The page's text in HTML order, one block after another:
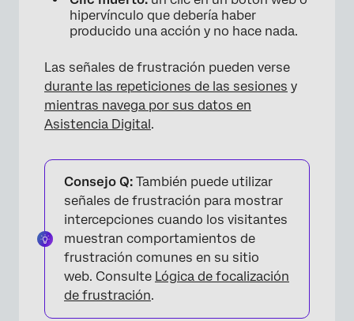
hipervínculo que debería haber
producido una acción y no hace nada.
Las señales de frustración pueden verse
durante las repeticiones de las sesiones y
mientras navega por sus datos en
Asistencia Digital.
Consejo Q: También puede utilizar
señales de frustración para mostrar
intercepciones cuando los visitantes
muestran comportamientos de
frustración comunes en su sitio
web. Consulte Lógica de focalización
de frustración.